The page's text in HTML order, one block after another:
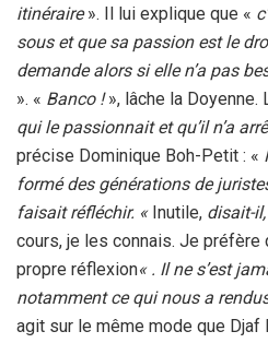
itinéraire». Il lui explique que «
sous et que sa passion est le
demande alors si elle n’a pas
». « Banco !», lâche la Doyenne.
qui le passionnait et qu’il n’a
précise Dominique Boh-Petit : «
formé des générations de
faisait réfléchir. « Inutile, disait-il,
cours, je les connais. Je
propre réflexion« . Il ne s’est
notamment ce qui nous a
agit sur le même mode que Djaf